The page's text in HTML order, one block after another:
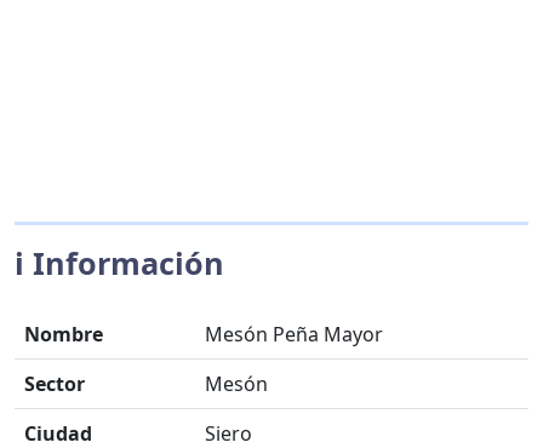
ℹ️ Información
Nombre
Mesón Peña Mayor
Sector
Mesón
Ciudad
Siero